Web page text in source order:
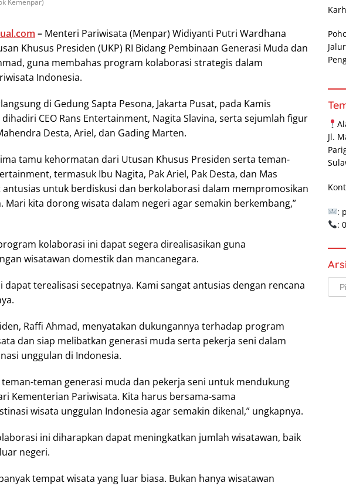
Kemenpar)
– Menteri Pariwisata (Menpar) Widiyanti Putri Wardhana
Khusus Presiden (UKP) RI Bidang Pembinaan Generasi Muda dan
guna membahas program kolaborasi strategis dalam
Indonesia.
di Gedung Sapta Pesona, Jakarta Pusat, pada Kamis
CEO Rans Entertainment, Nagita Slavina, serta sejumlah figur
Desta, Ariel, dan Gading Marten.
tamu kehormatan dari Utusan Khusus Presiden serta teman-
termasuk Ibu Nagita, Pak Ariel, Pak Desta, dan Mas
antusias untuk berdiskusi dan berkolaborasi dalam mempromosikan
Mari kita dorong wisata dalam negeri agar semakin berkembang,”
kolaborasi ini dapat segera direalisasikan guna
wisatawan domestik dan mancanegara.
dapat terealisasi secepatnya. Kami sangat antusias dengan rencana
Raffi Ahmad, menyatakan dukungannya terhadap program
dan siap melibatkan generasi muda serta pekerja seni dalam
unggulan di Indonesia.
teman-teman generasi muda dan pekerja seni untuk mendukung
Kementerian Pariwisata. Kita harus bersama-sama
wisata unggulan Indonesia agar semakin dikenal,” ungkapnya.
ini diharapkan dapat meningkatkan jumlah wisatawan, baik
negeri.
tempat wisata yang luar biasa. Bukan hanya wisatawan
Jl.
:
: